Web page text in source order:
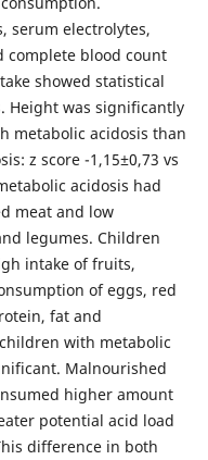
serum electrolytes,
complete blood count
showed statistical
Height was significantly
metabolic acidosis than
z score -1,15±0,73 vs
acidosis had
meat and low
legumes. Children
intake of fruits,
of eggs, red
fat and
with metabolic
Malnourished
higher amount
potential acid load
difference in both